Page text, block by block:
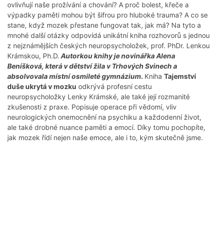
ovlivňují naše prožívání a chování? A proč bolest, křeče a
výpadky paměti mohou být šifrou pro hluboké trauma? A co se
stane, když mozek přestane fungovat tak, jak má? Na tyto a
mnohé další otázky odpovídá unikátní kniha rozhovorů s jednou
z nejznámějších českých neuropsycholožek, prof. PhDr. Lenkou
Krámskou, Ph.D. Autorkou knihy je novinářka Alena
Beníšková, která v dětství žila v Trhových Svinech a
absolvovala místní osmileté gymnázium. Kniha Tajemství
duše ukrytá v mozku odkrývá profesní cestu
neuropsycholožky Lenky Krámské, ale také její rozmanité
zkušenosti z praxe. Popisuje operace při vědomí, vliv
neurologických onemocnění na psychiku a každodenní život,
ale také drobné nuance paměti a emocí. Díky tomu pochopíte,
jak mozek řídí nejen naše emoce, ale i to, kým skutečně jsme.